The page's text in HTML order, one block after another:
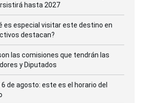
hasta 2027
es especial visitar este destino en
destacan?
las comisiones que tendrán las
y Diputados
6 de agosto: este es el horario del